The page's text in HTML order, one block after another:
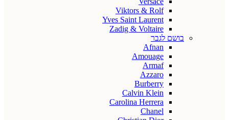
Viktors & Rolf
Yves Saint Laurent
Zadig & Voltaire
בושם לגבר
Afnan
Amouage
Armaf
Azzaro
Burberry
Calvin Klein
Carolina Herrera
Chanel